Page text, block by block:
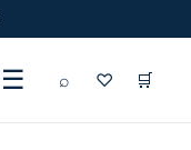
☰ ⌕ ♡ 🛒